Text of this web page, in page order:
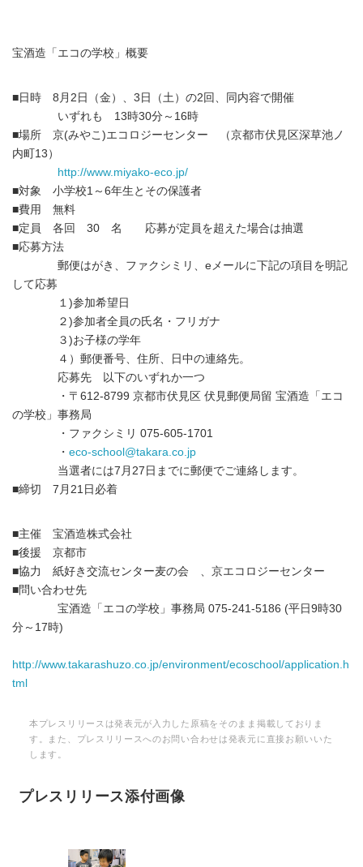
宝酒造「エコの学校」概要
■日時 8月2日（金）、3日（土）の2回、同内容で開催
いずれも 13時30分～16時
■場所 京(みやこ)エコロジーセンター （京都市伏見区深草池ノ
内町13）
http://www.miyako-eco.jp/
■対象 小学校1～6年生とその保護者
■費用 無料
■定員 各回 30 名 応募が定員を超えた場合は抽選
■応募方法
郵便はがき、ファクシミリ、eメールに下記の項目を明記
して応募
１)参加希望日
２)参加者全員の氏名・フリガナ
３)お子様の学年
４）郵便番号、住所、日中の連絡先。
応募先 以下のいずれか一つ
・〒612-8799 京都市伏見区 伏見郵便局留 宝酒造「エコ
の学校」事務局
・ファクシミリ 075-605-1701
・ eco-school@takara.co.jp
当選者には7月27日までに郵便でご連絡します。
■締切 7月21日必着
■主催 宝酒造株式会社
■後援 京都市
■協力 紙好き交流センター麦の会 、京エコロジーセンター
■問い合わせ先
宝酒造「エコの学校」事務局 075-241-5186 (平日9時30
分～17時)
http://www.takarashuzo.co.jp/environment/ecoschool/application.h
tml
本プレスリリースは発表元が入力した原稿をそのまま掲載しておりま
す。また、プレスリリースへのお問い合わせは発表元に直接お願いいた
します。
プレスリリース添付画像